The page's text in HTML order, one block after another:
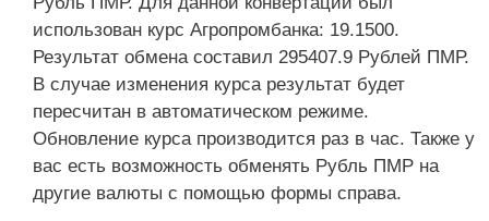
использован курс Агропромбанка: 19.1500.
Результат обмена составил 295407.9 Рублей ПМР.
В случае изменения курса результат будет
пересчитан в автоматическом режиме.
Обновление курса производится раз в час. Также у
вас есть возможность обменять Рубль ПМР на
другие валюты с помощью формы справа.